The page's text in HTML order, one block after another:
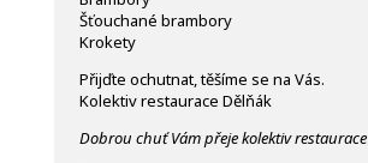
Šťouchané brambory
Krokety
Přijďte ochutnat, těšíme se na Vás.
Kolektiv restaurace Dělňák
Dobrou chuťVám přeje kolektiv restaurace